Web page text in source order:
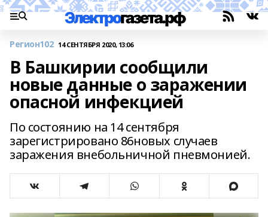
Регион102 14 СЕНТЯБРЯ 2020, 13:06
В Башкирии сообщили
новые данные о заражении
опасной инфекцией
По состоянию на 14 сентября
зарегистрировано 86новых случаев
заражения внебольничной пневмонией.